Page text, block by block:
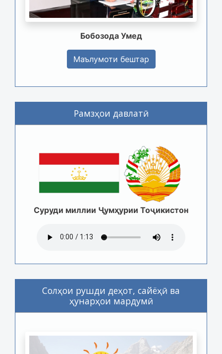
Бобозода Умед
Маълумоти бештар
Рамзҳои давлатӣ
Суруди миллии Ҷумҳурии Тоҷикистон
Солҳои рушди деҳот, сайёҳӣ ва
ҳунарҳои мардумӣ